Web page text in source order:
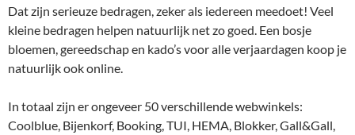
Dat zijn serieuze bedragen, zeker als iedereen meedoet! Veel
kleine bedragen helpen natuurlijk net zo goed. Een bosje
bloemen, gereedschap en kado’s voor alle verjaardagen koop je
natuurlijk ook online.
In totaal zijn er ongeveer 50 verschillende webwinkels:
Coolblue, Bijenkorf, Booking, TUI, HEMA, Blokker, Gall&Gall,